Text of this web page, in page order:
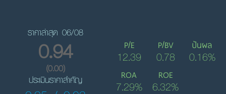
ราคาล่าสุด 06/08
0.94
(0.00)
ประเมินราคาสำคัญ
P/E
12.39
P/BV
0.78
ปันผล
0.16%
ROA
7.29%
ROE
6.32%